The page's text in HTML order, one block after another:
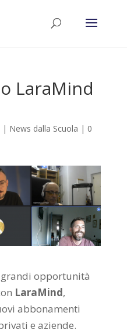
LaraMind
| News dalla Scuola | 0
opportunità
LaraMind,
abbonamenti
e aziende.